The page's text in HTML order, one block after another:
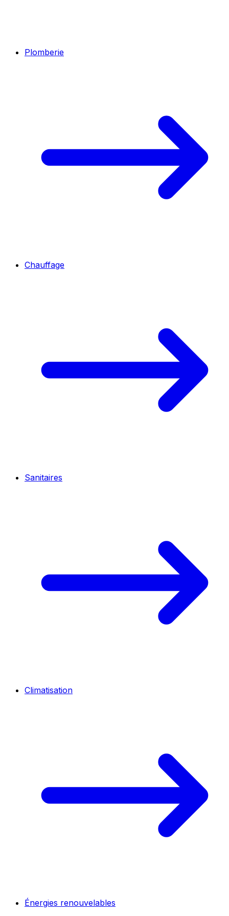
Plomberie
Chauffage
Sanitaires
Climatisation
Énergies renouvelables